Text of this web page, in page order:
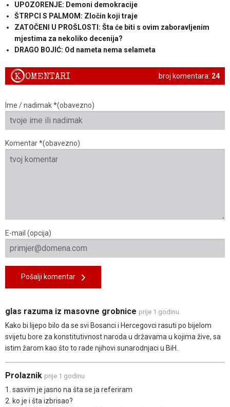
UPOZORENJE: Demoni demokracije
ŠTRPCI S PALMOM: Zločin koji traje
ZATOČENI U PROŠLOSTI: Šta će biti s ovim zaboravljenim
mjestima za nekoliko decenija?
DRAGO BOJIĆ: ​Od nameta nema selameta
broj komentara: 24
KOMENTARI
Ime / nadimak *(obavezno)
Komentar *(obavezno)
E-mail (opcija)
Pošalji komentar
glas razuma iz masovne grobnice prije 1 godinu
Kako bi lijepo bilo da se svi Bosanci i Hercegovci rasuti po bijelom
svijetu bore za konstitutivnost naroda u državama u kojima žive, sa
istim žarom kao što to rade njihovi sunarodnjaci u BiH.
Prolaznik prije 1 godinu
1. sasvim je jasno na šta se ja referiram
2. ko je i šta izbrisao?